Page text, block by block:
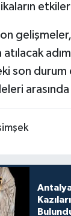
son durum